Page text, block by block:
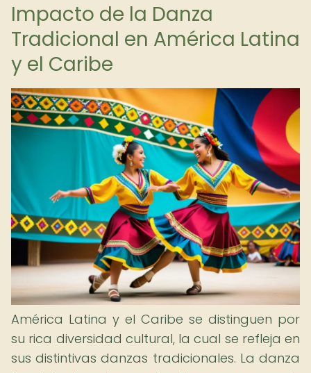
Impacto de la Danza
Tradicional en América Latina
y el Caribe
América Latina y el Caribe se distinguen por
su rica diversidad cultural, la cual se refleja en
sus distintivas danzas tradicionales. La danza